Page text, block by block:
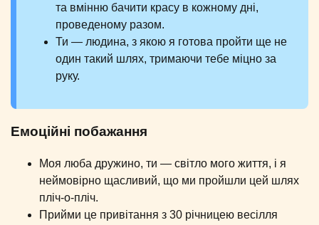
та вмінню бачити красу в кожному дні,
проведеному разом.
Ти — людина, з якою я готова пройти ще не
один такий шлях, тримаючи тебе міцно за
руку.
Емоційні побажання
Моя люба дружино, ти — світло мого життя, і я
неймовірно щасливий, що ми пройшли цей шлях
пліч-о-пліч.
Прийми це привітання з 30 річницею весілля